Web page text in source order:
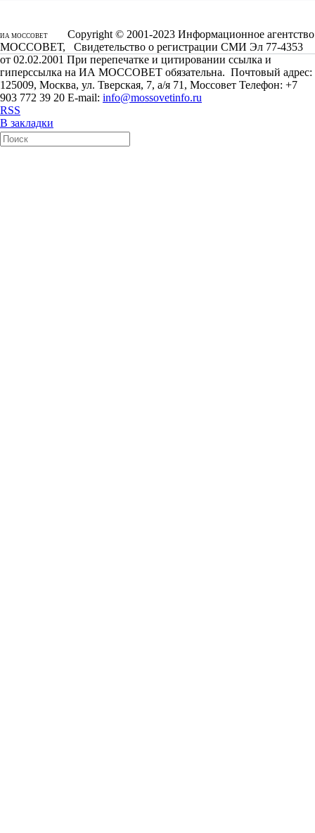
ИА МОССОВЕТ
Copyright © 2001-2023 Информационное агентство
МОССОВЕТ, Свидетельство о регистрации СМИ Эл 77-4353
от 02.02.2001 При перепечатке и цитировании ссылка и
гиперссылка на ИА МОССОВЕТ обязательна. Почтовый адрес:
125009, Москва, ул. Тверская, 7, а/я 71, Моссовет Телефон: +7
903 772 39 20 E-mail: info@mossovetinfo.ru
RSS
В закладки